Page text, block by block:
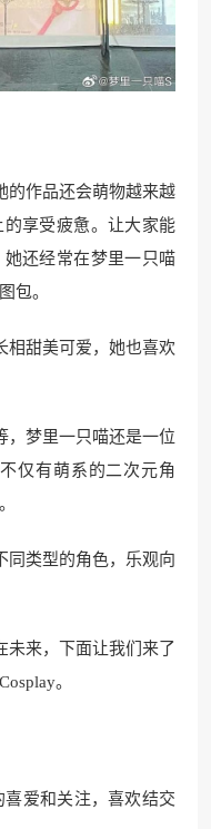
的作品还会萌物越来越
享受疲惫。让大家能
还经常在梦里一只喵
包。
相甜美可爱，她也喜欢
，梦里一只喵还是一位
仅有萌系的二次元角
同类型的角色，乐观向
未来，下面让我们来了
。
喜爱和关注，喜欢结交